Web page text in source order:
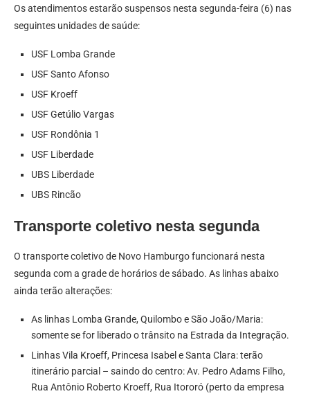
Os atendimentos estarão suspensos nesta segunda-feira (6) nas
seguintes unidades de saúde:
USF Lomba Grande
USF Santo Afonso
USF Kroeff
USF Getúlio Vargas
USF Rondônia 1
USF Liberdade
UBS Liberdade
UBS Rincão
Transporte coletivo nesta segunda
O transporte coletivo de Novo Hamburgo funcionará nesta
segunda com a grade de horários de sábado. As linhas abaixo
ainda terão alterações:
As linhas Lomba Grande, Quilombo e São João/Maria:
somente se for liberado o trânsito na Estrada da Integração.
Linhas Vila Kroeff, Princesa Isabel e Santa Clara: terão
itinerário parcial – saindo do centro: Av. Pedro Adams Filho,
Rua Antônio Roberto Kroeff, Rua Itororó (perto da empresa